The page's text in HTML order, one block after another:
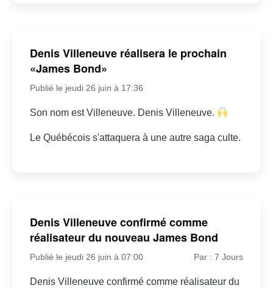
Denis Villeneuve réalisera le prochain
«James Bond»
Publié le jeudi 26 juin à 17:36
Son nom est Villeneuve. Denis Villeneuve.
Le Québécois s'attaquera à une autre saga culte.
Denis Villeneuve confirmé comme
réalisateur du nouveau James Bond
Publié le jeudi 26 juin à 07:00 Par : 7 Jours
Denis Villeneuve confirmé comme réalisateur du